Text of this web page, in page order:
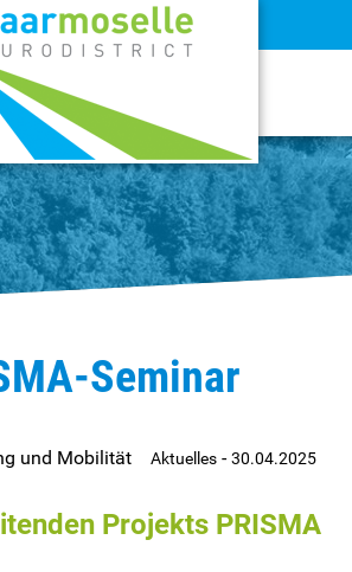
Seminar
und Mobilität Aktuelles-30.04.2025
Projekts PRISMA